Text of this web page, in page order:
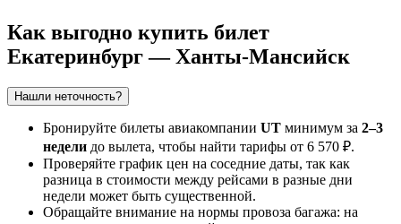
Как выгодно купить билет
Екатеринбург — Ханты-Мансийск
Нашли неточность?
Бронируйте билеты авиакомпании UT минимум за 2–3
недели до вылета, чтобы найти тарифы от 6 570 ₽.
Проверяйте график цен на соседние даты, так как
разница в стоимости между рейсами в разные дни
недели может быть существенной.
Обращайте внимание на нормы провоза багажа: на